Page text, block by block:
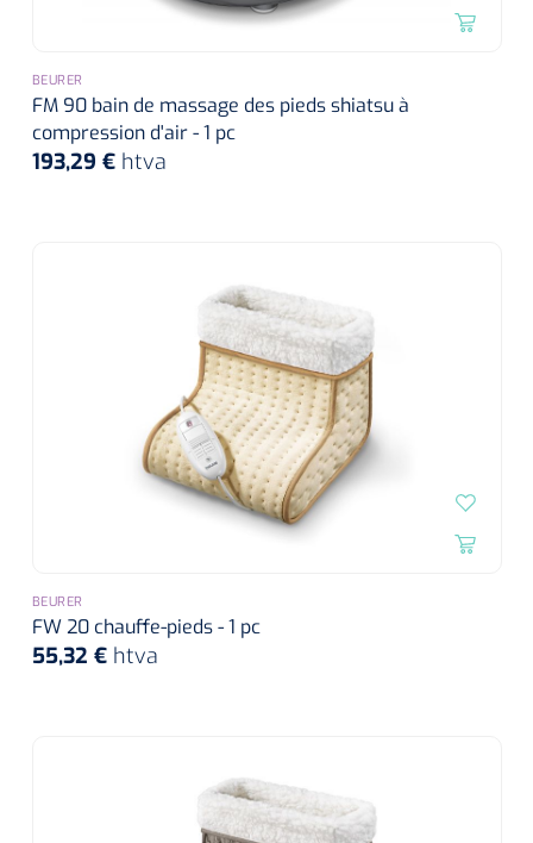
BEURER
FM 90 bain de massage des pieds shiatsu à
compression d'air - 1 pc
193,29 € htva
BEURER
FW 20 chauffe-pieds - 1 pc
55,32 € htva